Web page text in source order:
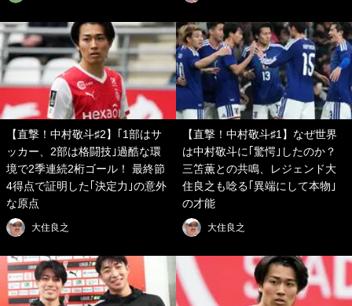
【直撃！中村敬斗♯2】｢1部はサ
ッカー、2部は格闘技｣過酷な環
境で2季連続2桁ゴール！ 最終節
4得点で証明した｢決定力｣の意外
な原点
大住良之
【直撃！中村敬斗♯1】なぜ世界
は中村敬斗に｢驚愕｣したのか？
三笘薫との共鳴、レジェンド大
住良之も唸る｢異端にして本物｣
の才能
大住良之